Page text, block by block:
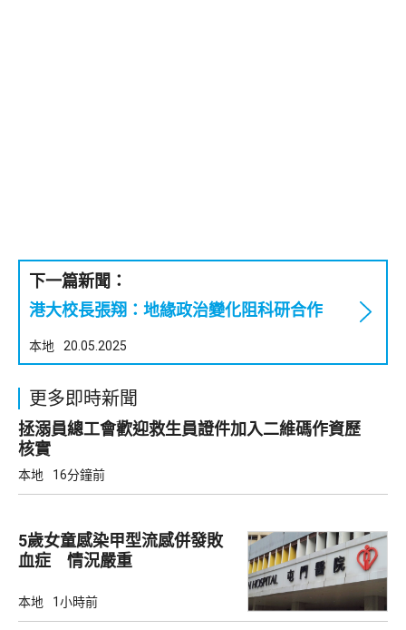
下一篇新聞：
港大校長張翔：地緣政治變化阻科研合作
本地 20.05.2025
更多即時新聞
拯溺員總工會歡迎救生員證件加入二維碼作資歷
核實
本地 16分鐘前
5歲女童感染甲型流感併發敗
血症 情況嚴重
本地 1小時前